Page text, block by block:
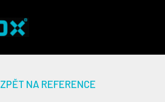
ZPĚT NA REFERENCE